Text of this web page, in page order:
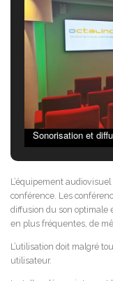
Sonorisation et
L’équipement
conférence. Les
diffusion du son optimale
en plus fréquentes, de
L’utilisation doit malgré
utilisateur.